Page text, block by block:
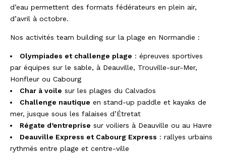
d’eau permettent des formats fédérateurs en plein air,
d’avril à octobre.
Nos activités team building sur la plage en Normandie :
Olympiades et challenge plage : épreuves sportives
par équipes sur le sable, à Deauville, Trouville-sur-Mer,
Honfleur ou Cabourg
Char à voile sur les plages du Calvados
Challenge nautique en stand-up paddle et kayaks de
mer, jusque sous les falaises d’Étretat
Régate d’entreprise sur voiliers à Deauville ou au Havre
Deauville Express et Cabourg Express : rallyes urbains
rythmés entre plage et centre-ville